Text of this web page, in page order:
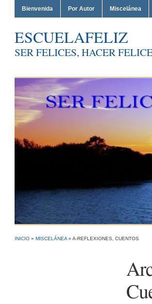
Bienvenida Por Autor Miscelánea
ESCUELAFELIZ
SER FELICES, HACER
INICIO » MISCELÁNEA » A-REFLEXIONES, CUENTOS